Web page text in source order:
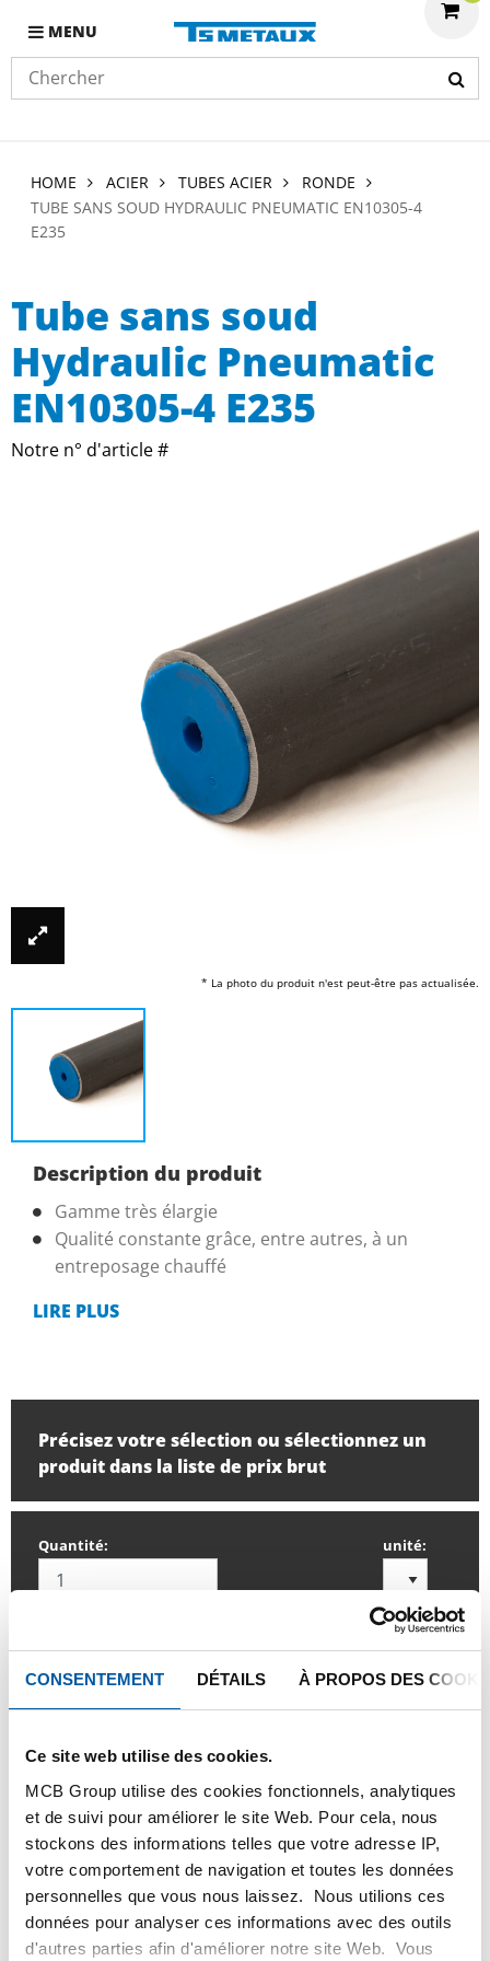
CONSENTEMENT DÉTAILS À PROPOS DES
Ce site web utilise des cookies.
MCB Group utilise des cookies fonctionnels, analytiques
et de suivi pour améliorer le site Web. Pour cela, nous
stockons des informations telles que votre adresse IP,
votre comportement de navigation et toutes les données
personnelles que vous nous laissez. Nous utilions ces
données pour analyser ces informations avec des outils
d'autres parties afin d'améliorer notre site Web. Vous
MENU
HOME ACIER TUBES ACIER
RONDE
TUBE SANS SOUD HYDRAULIC PNEUMATIC EN10305-4
E235
Tube sans soud
Hydraulic Pneumatic
EN10305-4 E235
Notre n° d'article #
* La photo du produit n'est peut-être pas actualisée.
Description du produit
Gamme très élargie
Qualité constante grâce, entre autres, à un
entreposage chauffé
LIRE PLUS
Précisez votre sélection ou sélectionnez un
produit dans la liste de prix brut
Quantité: unité:
SE CONNECTER
Veuillez vous connecter afin de pouvoir passer
Commandez avec vos propres numéros d’articles
Calculez avec les prix actuels de TS Métaux
Suivez vos livraisons en ligne